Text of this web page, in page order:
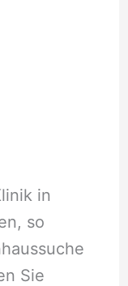
in
so
Sie